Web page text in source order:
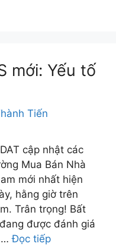
mới: Yếu tố
Tiến
cập nhật các
Mua Bán Nhà
mới nhất hiện
hằng giờ trên
Trân trọng! Bất
được đánh giá
…Đọc tiếp